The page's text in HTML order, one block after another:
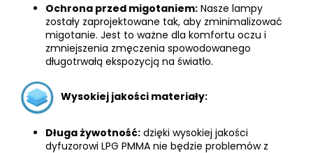
Ochrona przed migotaniem: Nasze lampy
zostały zaprojektowane tak, aby zminimalizować
migotanie. Jest to ważne dla komfortu oczu i
zmniejszenia zmęczenia spowodowanego
długotrwałą ekspozycją na światło.
Wysokiej jakości materiały:
Długa żywotność: dzięki wysokiej jakości
dyfuzorowi LPG PMMA nie będzie problemów z